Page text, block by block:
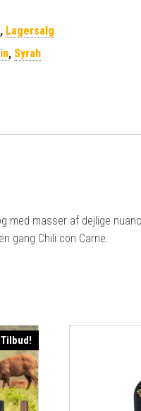
, Lagersalg
, Syrah
med masser af dejlige
gang Chili con Carne.
Tilbud!